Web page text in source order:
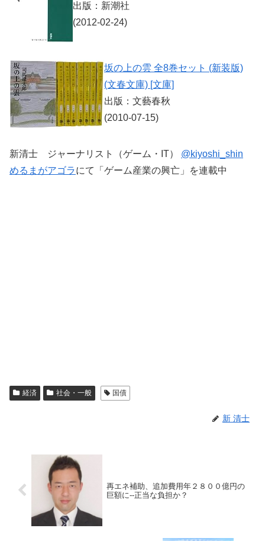
出版：新潮社
(2012-02-24)
坂の上の雲 全8巻セット (新装版)
(文春文庫) [文庫]
出版：文藝春秋
(2010-07-15)
新清士 ジャーナリスト（ゲーム・IT） @kiyoshi_shin
めるまがアゴラにて「ゲーム産業の興亡」を連載中
経済 社会・一般 国債
新 清士
再エネ補助、追加費用年２８００億円の
巨額に--正当な負担か？